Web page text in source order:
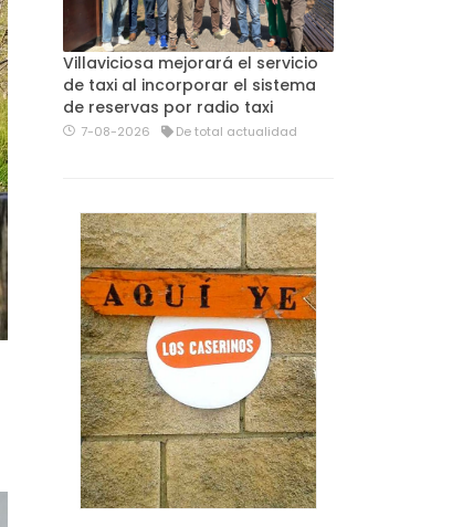
Villaviciosa mejorará el servicio
de taxi al incorporar el sistema
de reservas por radio taxi
7-08-2026 De total actualidad